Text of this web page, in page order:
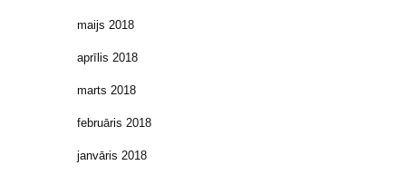
maijs 2018
aprīlis 2018
marts 2018
februāris 2018
janvāris 2018